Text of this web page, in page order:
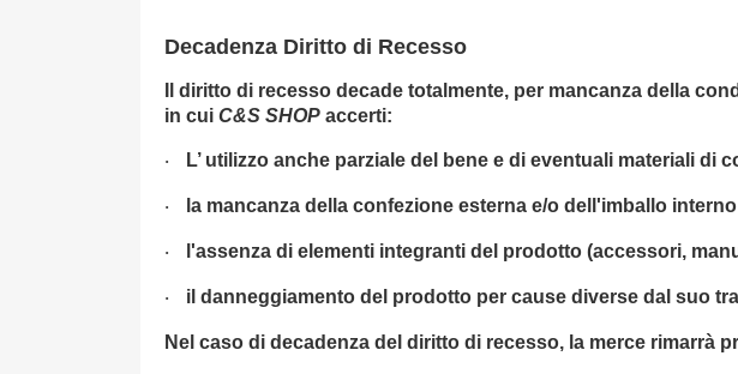
Decadenza Diritto di Recesso
Il diritto di recesso decade totalmente, per mancanza della
in cui C&S SHOP accerti:
· L’ utilizzo anche parziale del bene e di eventuali materiali di
· la mancanza della confezione esterna e/o dell'imballo
· l'assenza di elementi integranti del prodotto (accessori,
· il danneggiamento del prodotto per cause diverse dal suo
Nel caso di decadenza del diritto di recesso, la merce rimarrà